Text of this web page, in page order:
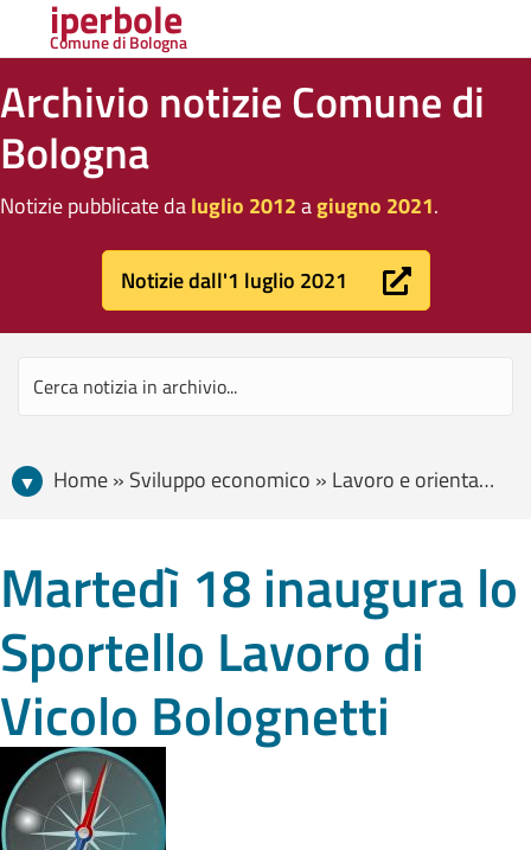
iperbole
Comune di Bologna
Archivio notizie Comune di
Bologna
Notizie pubblicate daluglio 2012agiugno 2021.
Notizie dall'1 luglio 2021
Home » Sviluppo economico » Lavoro e orientamento » Martedì 18 inaugura lo Sportello Lavoro di Vicolo Bolognetti
Martedì 18 inaugura lo
Sportello Lavoro di
Vicolo Bolognetti